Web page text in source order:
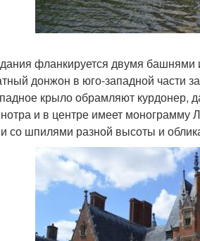
фланкируется двумя
донжон в юго-западной части
крыло обрамляют курдонер,
и в центре имеет
со шпилями разной высоты и